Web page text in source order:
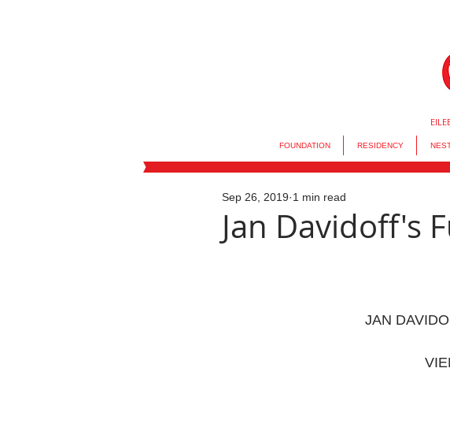
FOUNDATION RESIDENCY
Jan Davidoff's
Sep 26, 2019 1 min read
JAN